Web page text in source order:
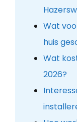
Wat
huis
Wat
2026?